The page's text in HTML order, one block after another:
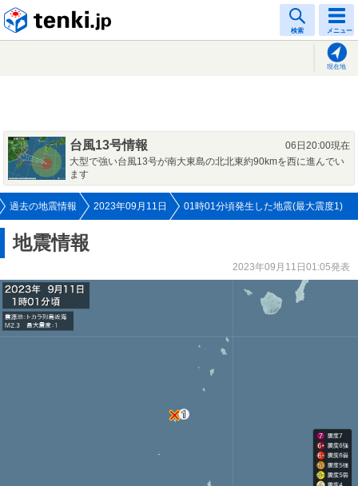
検索 メニュー
現在地
台風13号情報
06日20:00現在
大型で強い台風13号が南大東島の北北東約90kmを西に進んでい
ます
過去の地震情報 2023年09月11日 01時01分頃発生した地震(最大震度1)
地震情報
2023年09月11日01:05発表